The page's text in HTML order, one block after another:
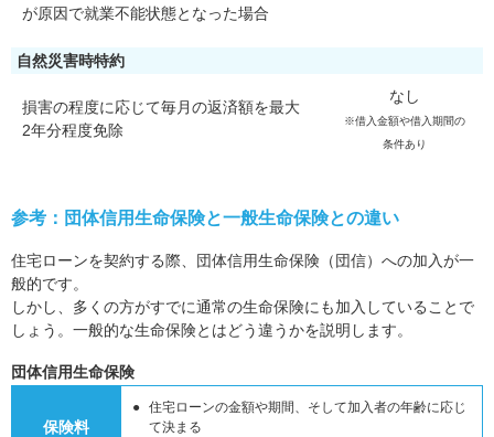
が原因で就業不能状態となった場合
自然災害時特約
損害の程度に応じて毎月の返済額を最大
2年分程度免除
なし
※借入金額や借入期間の
条件あり
参考：団体信用生命保険と一般生命保険との違い
住宅ローンを契約する際、団体信用生命保険（団信）への加入が一
般的です。
しかし、多くの方がすでに通常の生命保険にも加入していることで
しょう。一般的な生命保険とはどう違うかを説明します。
団体信用生命保険
保険料
住宅ローンの金額や期間、そして加入者の年齢に応じ
て決まる